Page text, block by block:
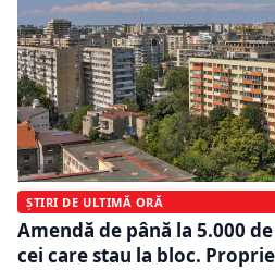
ȘTIRI DE ULTIMĂ ORĂ
Amendă de până la 5.000
cei care stau la bloc.